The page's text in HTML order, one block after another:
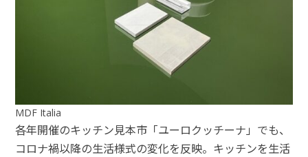
MDF Italia
各年開催のキッチン⾒本市「ユーロクッチーナ」でも、
コロナ禍以降の⽣活様式の変化を反映。キッチンを⽣活